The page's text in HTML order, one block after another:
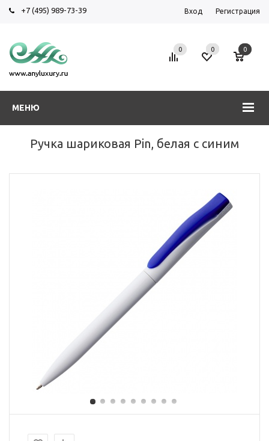
+7 (495) 989-73-39 Вход Регистрация
МЕНЮ
0 0 0
Ручка шариковая Pin, белая с синим